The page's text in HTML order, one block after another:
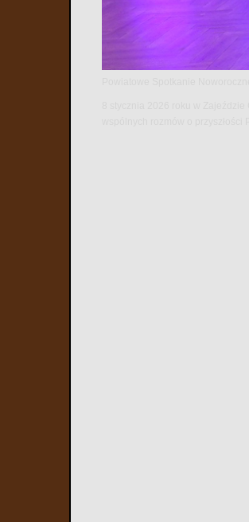
8 stycznia 2026 roku w
wspólnych rozmów o